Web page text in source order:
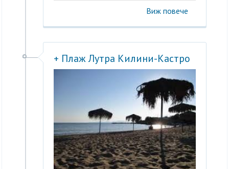
Виж повече
+ Плаж Лутра Килини-Кастро